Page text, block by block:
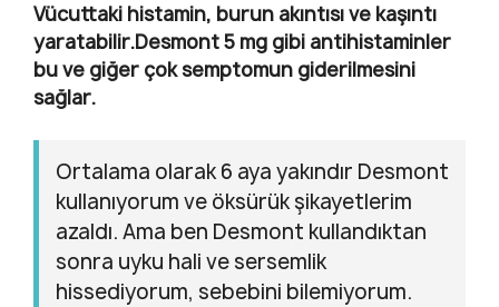
Vücuttaki histamin, burun akıntısı ve kaşıntı
yaratabilir.Desmont 5 mg gibi antihistaminler
bu ve giğer çok semptomun giderilmesini
sağlar.
Ortalama olarak 6 aya yakındır Desmont
kullanıyorum ve öksürük şikayetlerim
azaldı. Ama ben Desmont kullandıktan
sonra uyku hali ve sersemlik
hissediyorum, sebebini bilemiyorum.